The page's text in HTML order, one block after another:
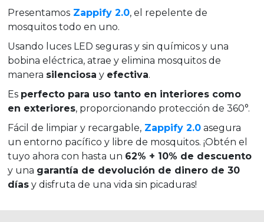
Presentamos Zappify 2.0, el repelente de
mosquitos todo en uno.
Usando luces LED seguras y sin químicos y una
bobina eléctrica, atrae y elimina mosquitos de
manera silenciosa y efectiva.
Es perfecto para uso tanto en interiores como
en exteriores, proporcionando protección de 360°.
Fácil de limpiar y recargable, Zappify 2.0 asegura
un entorno pacífico y libre de mosquitos. ¡Obtén el
tuyo ahora con hasta un 62% + 10% de descuento
y una garantía de devolución de dinero de 30
días y disfruta de una vida sin picaduras!